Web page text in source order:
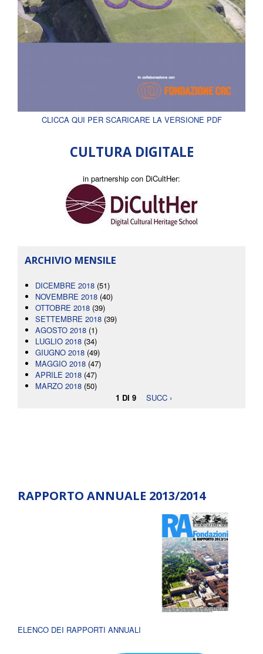
CLICCA QUI PER SCARICARE LA VERSIONE PDF
CULTURA DIGITALE
in partnership con DiCultHer:
ARCHIVIO MENSILE
DICEMBRE 2018 (51)
NOVEMBRE 2018 (40)
OTTOBRE 2018 (39)
SETTEMBRE 2018 (39)
AGOSTO 2018 (1)
LUGLIO 2018 (34)
GIUGNO 2018 (49)
MAGGIO 2018 (47)
APRILE 2018 (47)
MARZO 2018 (50)
1 DI 9
SUCC ›
RAPPORTO ANNUALE 2013/2014
ELENCO DEI RAPPORTI ANNUALI